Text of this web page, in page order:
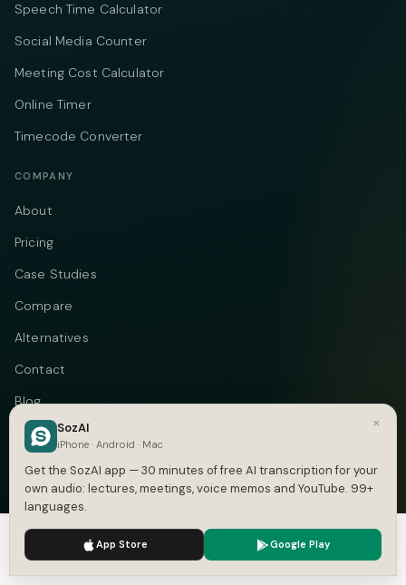
Speech Time Calculator
Social Media Counter
Meeting Cost Calculator
Online Timer
Timecode Converter
COMPANY
About
Pricing
Case Studies
Compare
Alternatives
Contact
Blog
Privacy
Terms
DMCA
We use cookies to enhance your experience.
×
SozAI
iPhone · Android · Mac
Get the SozAI app — 30 minutes of free AI transcription for your
own audio: lectures, meetings, voice memos and YouTube. 99+
languages.
App Store Google Play